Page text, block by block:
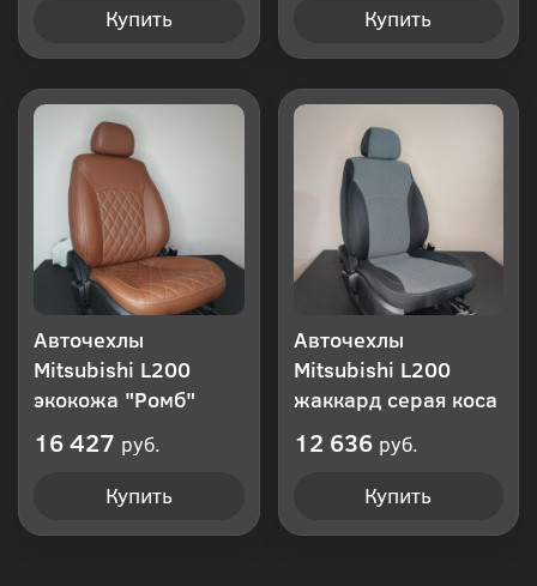
Купить Купить
Авточехлы
Mitsubishi L200
экокожа "Ромб"
16 427 руб.
Купить
Авточехлы
Mitsubishi L200
жаккард серая коса
12 636 руб.
Купить